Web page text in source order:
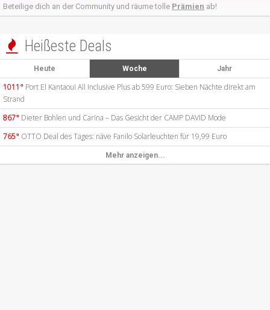
Beteilige dich an der Community und räume tolle Prämien ab!
 Heißeste Deals
Heute Woche Jahr
1011° Port El Kantaoui All Inclusive Plus ab 599 Euro: Sieben Nächte direkt am
Strand
867° Dieter Bohlen und Carina – Das Gesicht der CAMP DAVID Mode
765° OTTO Deal des Tages: näve Fanilo Solarleuchten für 19,99 Euro
Mehr anzeigen...